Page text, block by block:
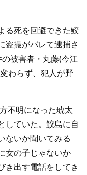
る死を回避できた鮫
盗撮がバレて逮捕さ
被害者・丸藤(今江
わらず、犯人が野
不明になった琥太
していた。鮫島に自
ないか聞いてみる
女の子じゃないか
き出す電話をしてき